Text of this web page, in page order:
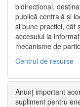
bidirecțional,
publică centrală și
și bune practici, cât
accesului la
mecanisme de
Centrul de resurse
Anunț important
supliment pentru